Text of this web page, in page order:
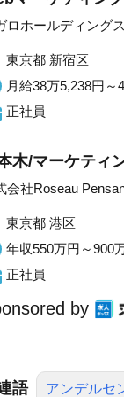
ロホールディング
東京都 新宿区
月給38万5,238円～
正社員
木/マーケティ
会社Roseau
東京都 港区
年収550万円～900
正社員
by
語 アンデルセ